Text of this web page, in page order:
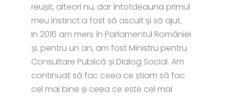
reușit, alteori nu, dar întotdeauna primul
meu instinct a fost să ascult și să ajut.
In 2016 am mers în Parlamentul României
și, pentru un an, am fost Ministru pentru
Consultare Publică și Dialog Social. Am
continuat să fac ceea ce știam să fac
cel mai bine și ceea ce este cel mai